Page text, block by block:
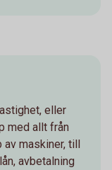
eller
med allt från
av maskiner, till
avbetalning